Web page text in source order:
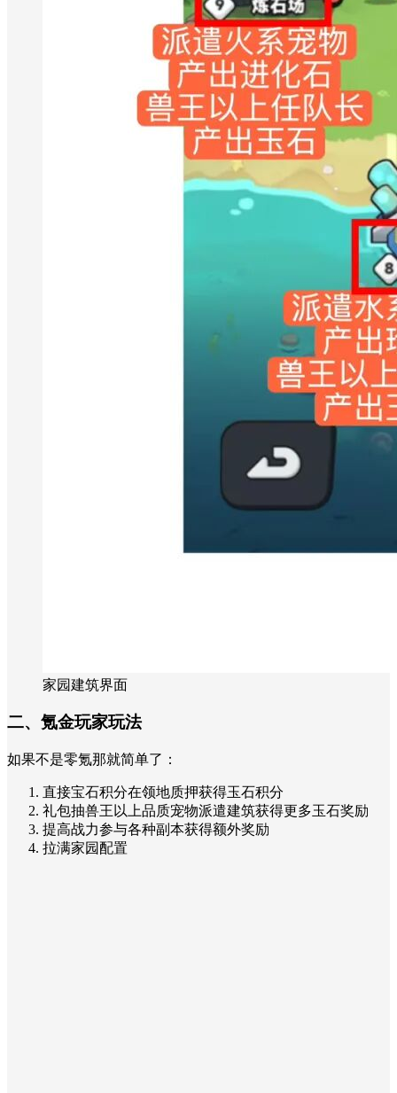
家园建筑界面
二、氪金玩家玩法
如果不是零氪那就简单了：
直接宝石积分在领地质押获得玉石积分
礼包抽兽王以上品质宠物派遣建筑获得更多玉石奖励
提高战力参与各种副本获得额外奖励
拉满家园配置